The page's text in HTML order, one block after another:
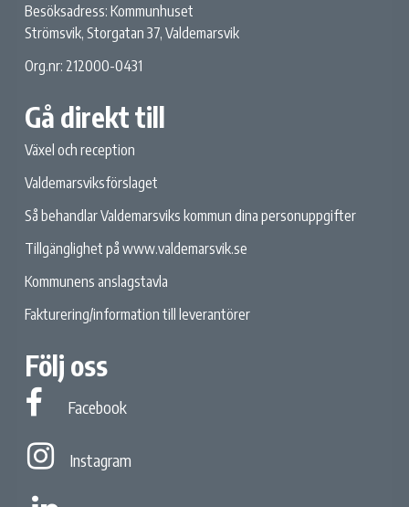
Besöksadress: Kommunhuset
Strömsvik, Storgatan 37, Valdemarsvik
Org.nr: 212000-0431
Gå direkt till
Växel och reception
Valdemarsviksförslaget
Så behandlar Valdemarsviks kommun dina personuppgifter
Tillgänglighet på www.valdemarsvik.se
Kommunens anslagstavla
Fakturering/information till leverantörer
Följ oss
Facebook
Facebook
Instagram
Instagram